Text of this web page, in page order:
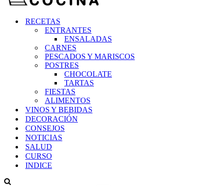
RECETAS
ENTRANTES
ENSALADAS
CARNES
PESCADOS Y MARISCOS
POSTRES
CHOCOLATE
TARTAS
FIESTAS
ALIMENTOS
VINOS Y BEBIDAS
DECORACIÓN
CONSEJOS
NOTICIAS
SALUD
CURSO
INDICE